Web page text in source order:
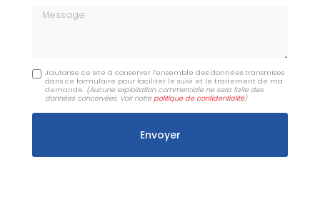
Message
J'autorise ce site à conserver l'ensemble des données transmises
dans ce formulaire pour faciliter le suivi et le traitement de ma
demande. (Aucune exploitation commerciale ne sera faite des
données concervées. Voir notrepolitique de confidentialité)